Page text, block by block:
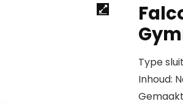
Type
Inhoud: